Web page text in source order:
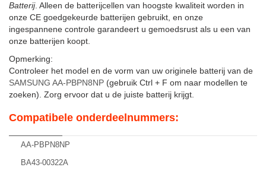
Batterij. Alleen de batterijcellen van hoogste kwaliteit worden in
onze CE goedgekeurde batterijen gebruikt, en onze
ingespannene controle garandeert u gemoedsrust als u een van
onze batterijen koopt.
Opmerking:
Controleer het model en de vorm van uw originele batterij van de
SAMSUNG AA-PBPN8NP (gebruik Ctrl + F om naar modellen te
zoeken). Zorg ervoor dat u de juiste batterij krijgt.
Compatibele onderdeelnummers:
AA-PBPN8NP
BA43-00322A